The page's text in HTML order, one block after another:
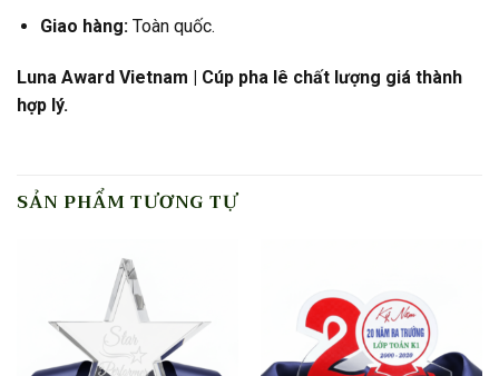
Giao hàng:Toàn quốc.
Luna Award Vietnam | Cúp pha lê chất lượng giá thành
hợp lý.
SẢN PHẨM TƯƠNG TỰ